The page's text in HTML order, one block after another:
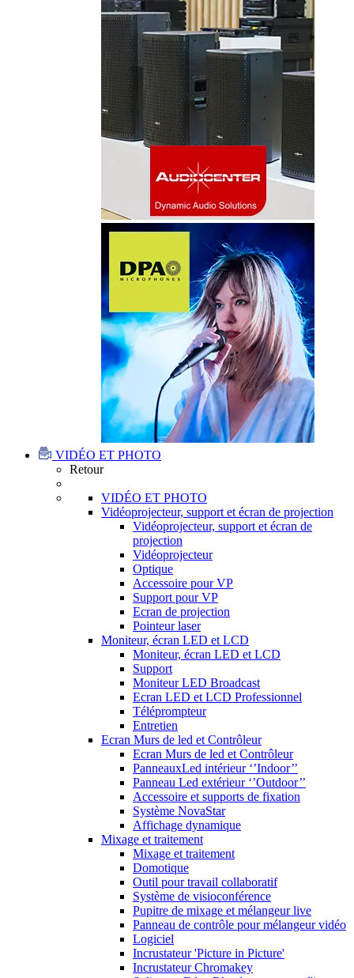
VIDÉO ET PHOTO
Retour
VIDÉO ET PHOTO
Vidéoprojecteur, support et écran de projection
Vidéoprojecteur, support et écran de
projection
Vidéoprojecteur
Optique
Accessoire pour VP
Support pour VP
Ecran de projection
Pointeur laser
Moniteur, écran LED et LCD
Moniteur, écran LED et LCD
Support
Moniteur LED Broadcast
Ecran LED et LCD Professionnel
Téléprompteur
Entretien
Ecran Murs de led et Contrôleur
Ecran Murs de led et Contrôleur
PanneauxLed intérieur ‘’Indoor’’
Panneau Led extérieur ‘’Outdoor’’
Accessoire et supports de fixation
Système NovaStar
Affichage dynamique
Mixage et traitement
Mixage et traitement
Domotique
Outil pour travail collaboratif
Système de visioconférence
Pupitre de mixage et mélangeur live
Panneau de contrôle pour mélangeur vidéo
Logiciel
Incrustateur 'Picture in Picture'
Incrustateur Chromakey